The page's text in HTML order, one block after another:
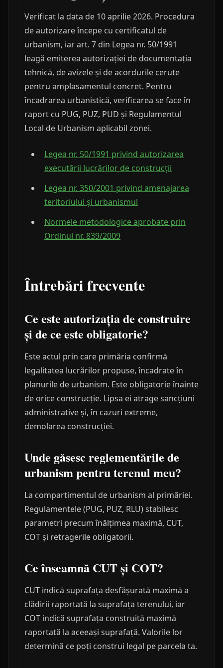
Verificat la data de 10 aprilie 2026. Procedura
de autorizare începe cu certificatul de
urbanism, iar art. 7 din Legea nr. 50/1991
leagă emiterea autorizației de documentația
tehnică, de avizele și de acordurile cerute
pentru amplasamentul concret. Pentru
încadrarea urbanistică, verificarea se face în
raport cu PUG, PUZ, PUD și Regulamentul
Local de Urbanism aplicabil zonei.
Legea nr. 50/1991 privind autorizarea
executării lucrărilor de construcții
Legea nr. 350/2001 privind amenajarea
teritoriului și urbanismul
Normele metodologice aprobate prin
Ordinul nr. 839/2009
Întrebări frecvente
Ce este autorizația de construire
și de ce este obligatorie?
Este actul prin care primăria confirmă
legalitatea lucrărilor propuse, încadrate în
planurile de urbanism. Este obligatorie înainte
de orice construcție. Lipsa ei atrage sancțiuni
administrative și, în cazuri extreme,
demolarea construcției.
Unde găsesc reglementările de
urbanism pentru terenul meu?
La compartimentul de urbanism al primăriei.
Regulamentele (PUG, PUZ, RLU) stabilesc
parametri precum înălțimea maximă, CUT,
COT și retragerile obligatorii.
Ce înseamnă CUT și COT?
CUT indică suprafața desfășurată maximă a
clădirii raportată la suprafața terenului, iar
COT indică suprafața construită maximă
raportată la aceeași suprafață. Valorile lor
determină ce poți construi legal pe parcela ta.